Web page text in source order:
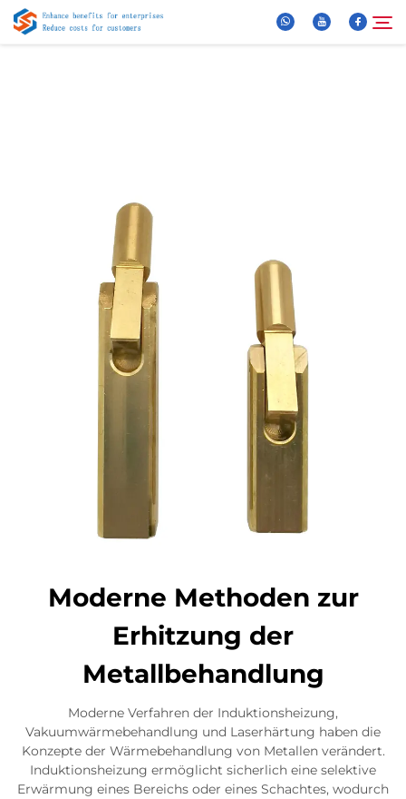
Kontaktieren Sie uns
Moderne Methoden zur
Erhitzung der
Metallbehandlung
Moderne Verfahren der Induktionsheizung,
Vakuumwärmebehandlung und Laserhärtung haben die
Konzepte der Wärmebehandlung von Metallen verändert.
Induktionsheizung ermöglicht sicherlich eine selektive
Erwärmung eines Bereichs oder eines Schachtes, wodurch